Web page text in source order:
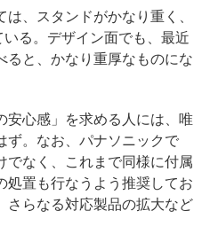
、スタンドがかなり重く、
る。デザイン面でも、最近
ると、かなり重厚なものにな
心感」を求める人には、唯
ず。なお、パナソニックで
でなく、これまで同様に付属
処置も行なうよう推奨してお
さらなる対応製品の拡大など